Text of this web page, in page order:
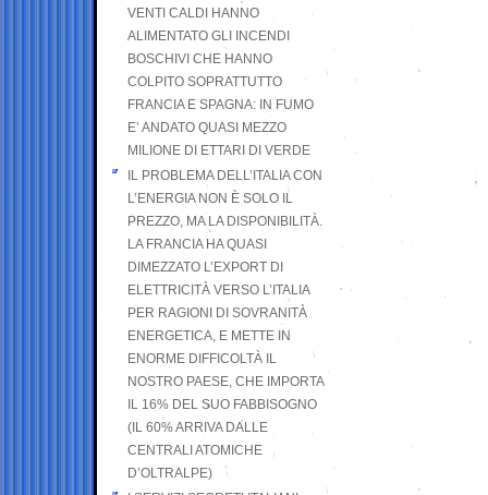
VENTI CALDI HANNO
ALIMENTATO GLI INCENDI
BOSCHIVI CHE HANNO
COLPITO SOPRATTUTTO
FRANCIA E SPAGNA: IN FUMO
E’ ANDATO QUASI MEZZO
MILIONE DI ETTARI DI VERDE
IL PROBLEMA DELL’ITALIA CON
L’ENERGIA NON È SOLO IL
PREZZO, MA LA DISPONIBILITÀ.
LA FRANCIA HA QUASI
DIMEZZATO L’EXPORT DI
ELETTRICITÀ VERSO L’ITALIA
PER RAGIONI DI SOVRANITÀ
ENERGETICA, E METTE IN
ENORME DIFFICOLTÀ IL
NOSTRO PAESE, CHE IMPORTA
IL 16% DEL SUO FABBISOGNO
(IL 60% ARRIVA DALLE
CENTRALI ATOMICHE
D’OLTRALPE)